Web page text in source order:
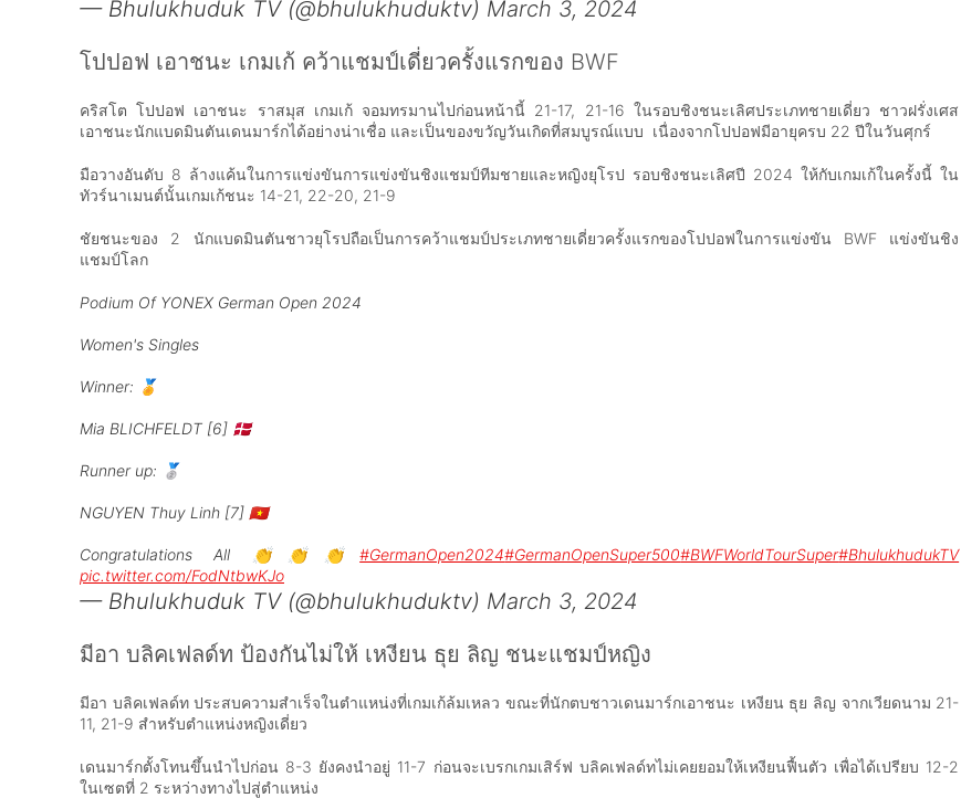
— Bhulukhuduk TV (@bhulukhuduktv) March 3, 2024
โปปอฟ เอาชนะ เกมเก้ คว้าแชมป์เดี่ยวครั้งแรกของ BWF
คริสโต โปปอฟ เอาชนะ ราสมุส เกมเก้ จอมทรมานไปก่อนหน้านี้ 21-17, 21-16 ในรอบชิงชนะเลิศประเภทชายเดี่ยว ชาวฝรั่งเศส
เอาชนะนักแบดมินตันเดนมาร์กได้อย่างน่าเชื่อ และเป็นของขวัญวันเกิดที่สมบูรณ์แบบ เนื่องจากโปปอฟมีอายุครบ 22 ปีในวันศุกร์
มือวางอันดับ 8 ล้างแค้นในการแข่งขันการแข่งขันชิงแชมป์ทีมชายและหญิงยุโรป รอบชิงชนะเลิศปี 2024 ให้กับเกมเก้ในครั้งนี้ ใน
ทัวร์นาเมนต์นั้นเกมเก้ชนะ 14-21, 22-20, 21-9
ชัยชนะของ 2 นักแบดมินตันชาวยุโรปถือเป็นการคว้าแชมป์ประเภทชายเดี่ยวครั้งแรกของโปปอฟในการแข่งขัน BWF แข่งขันชิง
แชมป์โลก
Podium Of YONEX German Open 2024
Women's Singles
Winner: 🏅
Mia BLICHFELDT [6] 🇩🇰
Runner up: 🥈
NGUYEN Thuy Linh [7] 🇻🇳
Congratulations All 👏👏👏#GermanOpen2024#GermanOpenSuper500#BWFWorldTourSuper#BhulukhudukTV
pic.twitter.com/FodNtbwKJo
— Bhulukhuduk TV (@bhulukhuduktv) March 3, 2024
มีอา บลิคเฟลด์ท ป้องกันไม่ให้ เหงียน ธุย ลิญ ชนะแชมป์หญิง
มีอา บลิคเฟลด์ท ประสบความสำเร็จในตำแหน่งที่เกมเก้ล้มเหลว ขณะที่นักตบชาวเดนมาร์กเอาชนะ เหงียน ธุย ลิญ จากเวียดนาม 21-
11, 21-9 สำหรับตำแหน่งหญิงเดี่ยว
เดนมาร์กตั้งโทนขึ้นนำไปก่อน 8-3 ยังคงนำอยู่ 11-7 ก่อนจะเบรกเกมเสิร์ฟ บลิคเฟลด์ทไม่เคยยอมให้เหงียนฟื้นตัว เพื่อได้เปรียบ 12-2
ในเซตที่ 2 ระหว่างทางไปสู่ตำแหน่ง